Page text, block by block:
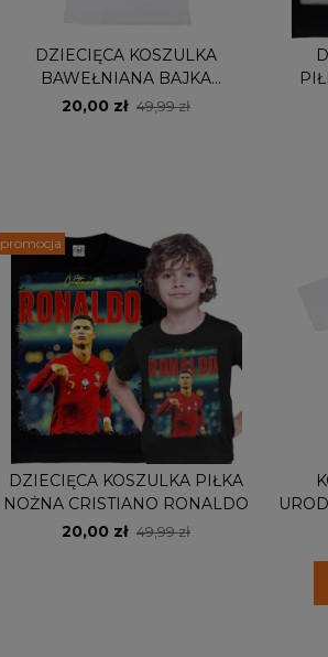
DZIECIĘCA KOSZULKA
BAWEŁNIANA BAJKA
SPONGEBOB
20,00 zł 49,99 zł
DZIECIĘCA KOSZULKA PIŁKA
NOŻNA CRISTIANO RONALDO
20,00 zł 49,99 zł
promocja